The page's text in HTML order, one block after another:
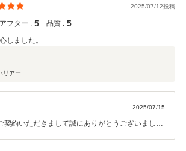
2025/07/12投稿
アフター : 5 品質 : 5
しました。
リアー
2025/07/15
契約いただきまして誠にありがとうございまし
かお困りの際はぜひお気軽にお立ち寄りくださ